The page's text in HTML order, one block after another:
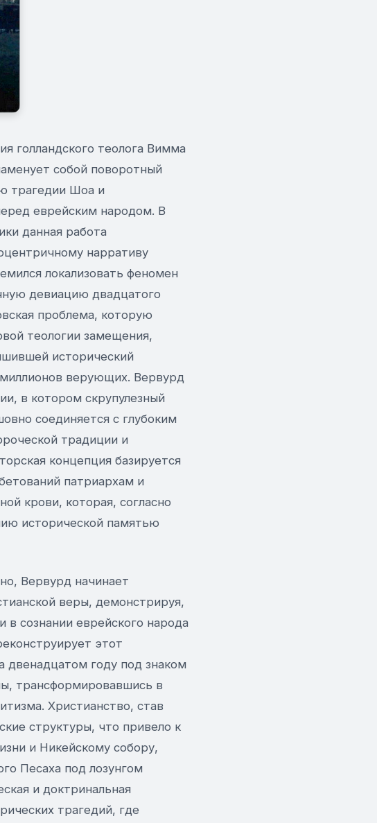
голландского теолога Вимма
собой поворотный
трагедии Шоа и
еврейским народом. В
данная работа
нарративу
локализовать феномен
девиацию двадцатого
проблема, которую
теологии замещения,
исторический
миллионов верующих. Вервурд
в котором скрупулезный
соединяется с глубоким
традиции и
концепция базируется
патриархам и
крови, которая, согласно
исторической памятью
Вервурд начинает
веры, демонстрируя,
в сознании еврейского народа
этот
двенадцатом году под знаком
трансформировавшись в
Христианство, став
структуры, что привело к
и Никейскому собору,
Песаха под лозунгом
и доктринальная
трагедий, где